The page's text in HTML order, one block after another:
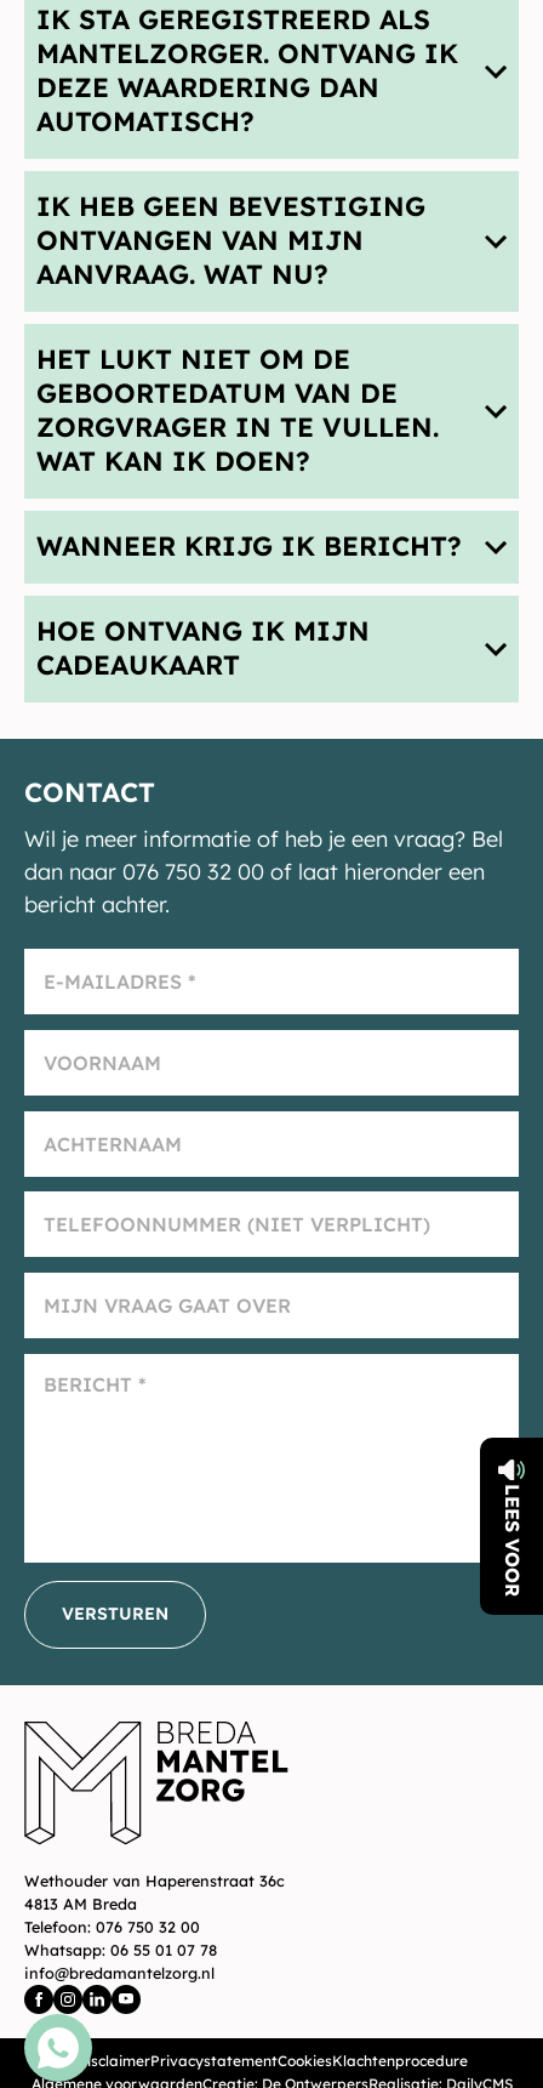
IK STA GEREGISTREERD ALS
MANTELZORGER. ONTVANG IK
DEZE WAARDERING DAN
AUTOMATISCH?
IK HEB GEEN BEVESTIGING
ONTVANGEN VAN MIJN
AANVRAAG. WAT NU?
HET LUKT NIET OM DE
GEBOORTEDATUM VAN DE
ZORGVRAGER IN TE VULLEN.
WAT KAN IK DOEN?
WANNEER KRIJG IK BERICHT?
HOE ONTVANG IK MIJN
CADEAUKAART
CONTACT
Wil je meer informatie of heb je een vraag? Bel
dan naar 076 750 32 00 of laat hieronder een
bericht achter.
VERSTUREN
Wethouder van Haperenstraat 36c
4813 AM Breda
Telefoon: 076 750 32 00
Whatsapp: 06 55 01 07 78
info@bredamantelzorg.nl
DisclaimerPrivacystatementCookiesKlachtenprocedure
Algemene voorwaardenCreatie: De OntwerpersRealisatie: DailyCMS
LEES VOOR